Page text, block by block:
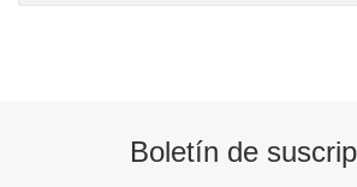
Boletín de